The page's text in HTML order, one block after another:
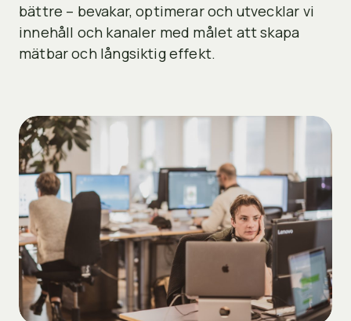
bättre – bevakar, optimerar och utvecklar vi
innehåll och kanaler med målet att skapa
mätbar och långsiktig effekt.